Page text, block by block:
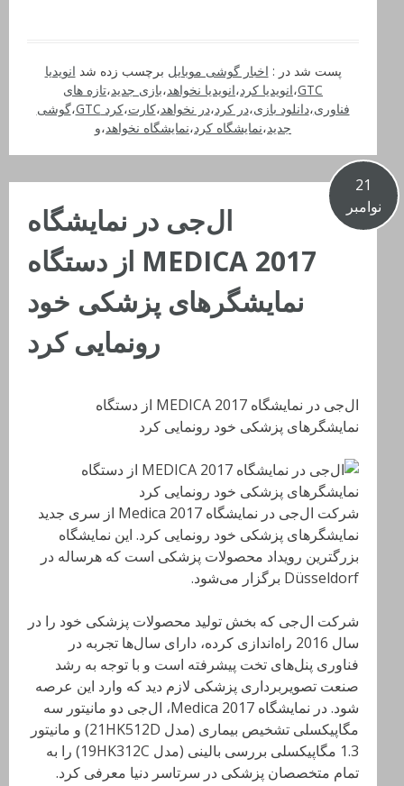
پست شد در : اخبار گوشی موبایل برچسب زده شد انویدیا
GTC،انویدیا کرد،انویدیا نخواهد،بازی جدید،تازه های
فناوری،دانلود بازی،در کرد،در نخواهد،کارت،کرد GTC ،گوشی
جدید،نمایشگاه کرد،نمایشگاه نخواهد،و
21
نوامبر
ال‌جی در نمایشگاه
MEDICA 2017 از دستگاه
نمایشگرهای پزشکی خود
رونمایی کرد
ال‌جی در نمایشگاه MEDICA 2017 از دستگاه
نمایشگرهای پزشکی خود رونمایی کرد
شرکت ال‌جی در نمایشگاه Medica 2017 از سری جدید
نمایشگرهای پزشکی خود رونمایی کرد. این نمایشگاه
بزرگترین رویداد محصولات پزشکی است که هرساله در
Düsseldorf برگزار می‌شود.
شرکت ال‌جی که بخش تولید محصولات پزشکی خود را در
سال 2016 راه‌اندازی کرده، دارای سال‌ها تجربه در
فناوری پنل‌های تخت پیشرفته است و با توجه به رشد
صنعت تصویربرداری پزشکی لازم دید که وارد این عرصه
شود. در نمایشگاه Medica 2017، ال‌جی دو مانیتور سه
مگاپیکسلی تشخیص بیماری (مدل 21HK512D) و مانیتور
1.3 مگاپیکسلی بررسی بالینی (مدل 19HK312C) را به
تمام متخصصان پزشکی در سرتاسر دنیا معرفی کرد.